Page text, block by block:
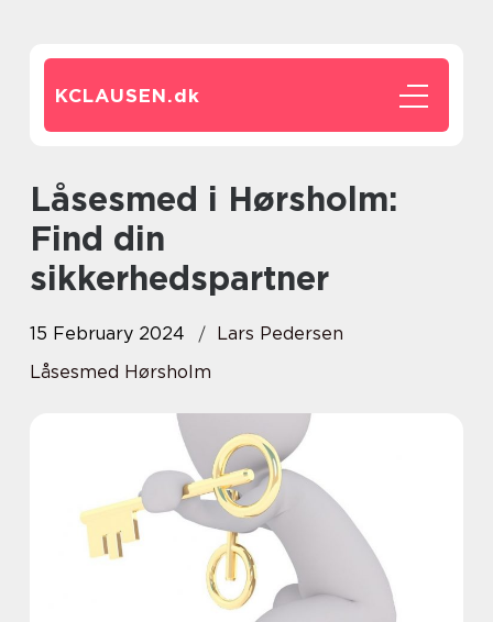
KCLAUSEN.dk
Låsesmed i Hørsholm:
Find din
sikkerhedspartner
15 February 2024
Lars Pedersen
Låsesmed Hørsholm